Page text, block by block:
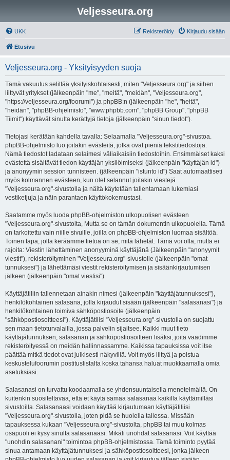
Veljesseura.org
UKK Kirjaudu sisään
Rekisteröidy
Etusivu
Veljesseura.org - Yksityisyyden suoja
Tämä vakuutus selittää yksityiskohtaisesti, miten "Veljesseura.org" ja siihen
liittyvät yritykset (jälkeenpäin "me", "meitä", "meidän", "Veljesseura.org",
"https://veljesseura.org/foorumi") ja phpBB:n (jälkeenpäin "he", "heitä",
"heidän", "phpBB-ohjelmisto", "www.phpbb.com", "phpBB Group", "phpBB
Tiimit") käyttävät sinulta kerättyjä tietoja (jälkeenpäin "sinun tiedot").
Tietojasi kerätään kahdella tavalla: Selaamalla "Veljesseura.org"-sivustoa.
phpBB-ohjelmisto luo joitakin evästeitä, jotka ovat pieniä tekstitiedostoja.
Nämä tiedostot ladataan selaimesi väliaikaisiin tiedostoihin. Ensimmäiset kaksi
evästettä sisältävät tiedon käyttäjän yksilöimiseksi (jälkeenpäin "käyttäjän id")
ja anonyymin session tunnisteen. (jälkeenpäin "istunto id") Saat automaattiseti
myös kolmannen evästeen, kun olet selannut joitakin viestejä
"Veljesseura.org"-sivustolla ja näitä käytetään tallentamaan lukemiasi
vestiketjuja ja näin parantaen käyttökokemustasi.
Saatamme myös luoda phpBB-ohjelmiston ulkopuolisen evästeen
"Veljesseura.org"-sivustolta, Mutta se on tämän dokumentin ulkopuolella. Tämä
on tarkoitettu vain niille sivuille, joilla on phpBB-ohjelmiston luomaa sisältöä.
Toinen tapa, jolla keräämme tietoa on se, mitä lähetät. Tämä voi olla, mutta ei
rajoita: Viestin lähettäminen anonyyminä käyttäjänä (Jälkeenpäin "anonyymit
viestit"), rekisteröityminen "Veljesseura.org"-sivustolle (jälkeenpäin "omat
tunnuksesi") ja lähettämäsi viestit rekisteröitymisen ja sisäänkirjautumisen
jälkeen (jälkeenpäin "omat viestisi").
Käyttäjätiliin tallennetaan ainakin nimesi (jälkeenpäin "käyttäjätunnuksesi"),
henkilökohtainen salasana, jolla kirjaudut sisään (jälkeenpäin "salasanasi") ja
henkilökohtainen toimiva sähköpostiosoite (jälkeenpäin
"sähköpostiosoitteesi"). Käyttäjätilisi "Veljesseura.org"-sivustolla on suojattu
sen maan tietoturvalailla, jossa palvelin sijaitsee. Kaikki muut tieto
käyttäjätunnuksen, salasanan ja sähköpostiosoitteen lisäksi, joita vaadimme
rekisteröityessä on meidän hallinnassamme. Kaikissa tapauksissa voit itse
päättää mitkä tiedot ovat julkisesti näkyvillä. Voit myös liittyä ja poistua
keskustelufoorumin postituslistalta koska tahansa haluat muokkaamalla omia
asetuksiasi.
Salasanasi on turvattu koodaamalla se yhdensuuntaisella menetelmällä. On
kuitenkin suositeltavaa, että et käytä samaa salasanaa kaikilla käyttämilläsi
sivustoilla. Salasanaasi voidaan käyttää kirjautumaan käyttäjätiliisi
"Veljesseura.org"-sivustolla, joten pidä se huolella tallessa. Missään
tapauksessa kukaan "Veljesseura.org"-sivustolta, phpBB tai muu kolmas
osapuoli ei kysy sinulta salasanaasi. Mikäli unohdat salasanasi. Voit käyttää
"unohdin salasanani" toimintoa phpBB-ohjelmistossa. Tämä toiminto pyytää
sinua antamaan käyttäjätunnuksesi ja sähköpostiosoitteesi, jonka jälkeen